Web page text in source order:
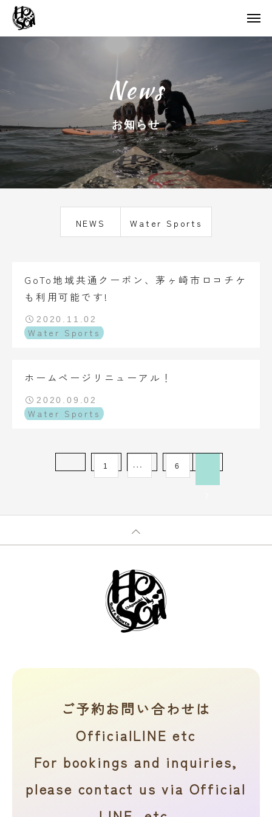
News
NEWS Water Sports
GoTo地域共通クーポン、茅ヶ崎市ロコチケ
も利用可能です!
2020.11.02
Water Sports
ホームページリニューアル！
2020.09.02
Water Sports
1… 6
ご予約お問い合わせは
OfficialLINE etc
For bookings and inquiries,
please contact us via Official